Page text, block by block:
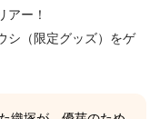
アー！
シ（限定グッズ）をゲ